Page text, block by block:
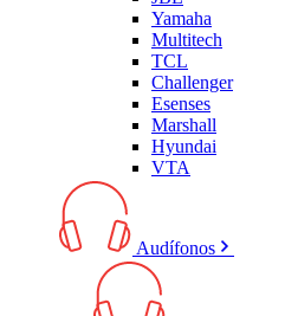
Yamaha
Multitech
TCL
Challenger
Esenses
Marshall
Hyundai
VTA
Audífonos